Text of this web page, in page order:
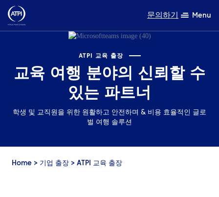
문의하기 Menu
제품
지속가능성
TravelHub Login
ATPI 교육 출장
교육 여행 분야의 신뢰할 수
있는 파트너
학생 및 교직원을 위한 원활하고 안전하며 & 비용 효율적인 글로
벌 여행 솔루션
Home > 기업 출장 > ATPI 교육 출장